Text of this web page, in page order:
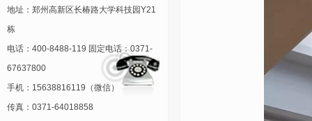
地址：郑州高新区长椿路大学科技园Y21
栋
电话：400-8488-119 固定电话：0371-
67637800
手机：15638816119（微信）
传真：0371-64018858